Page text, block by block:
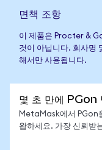
면책 조항
이 제품은 Procter &
것이 아닙니다. 회사명
해서만 사용됩니다.
몇 초 만에 PGon
MetaMask에서 PGon
왑하세요. 가장 신뢰받